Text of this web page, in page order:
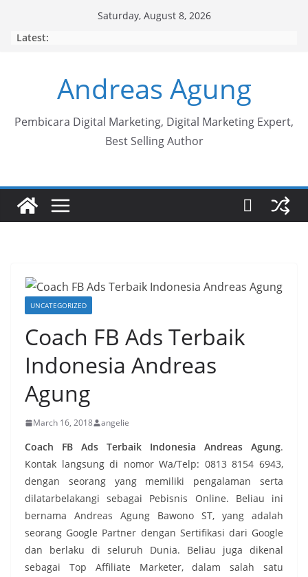
Saturday, August 8, 2026
Latest:
Andreas Agung
Pembicara Digital Marketing, Digital Marketing Expert,
Best Selling Author
UNCATEGORIZED
Coach FB Ads Terbaik
Indonesia Andreas
Agung
March 16, 2018 angelie
Coach FB Ads Terbaik Indonesia Andreas Agung.
Kontak langsung di nomor Wa/Telp: 0813 8154 6943,
dengan seorang yang memiliki pengalaman serta
dilatarbelakangi sebagai Pebisnis Online. Beliau ini
bernama Andreas Agung Bawono ST, yang adalah
seorang Google Partner dengan Sertifikasi dari Google
dan berlaku di seluruh Dunia. Beliau juga dikenal
sebagai Top Affiliate Marketer, dalam salah satu